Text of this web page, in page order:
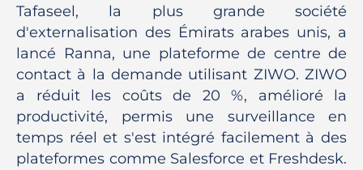
Tafaseel, la plus grande société
d'externalisation des Émirats arabes unis, a
lancé Ranna, une plateforme de centre de
contact à la demande utilisant ZIWO. ZIWO
a réduit les coûts de 20 %, amélioré la
productivité, permis une surveillance en
temps réel et s'est intégré facilement à des
plateformes comme Salesforce et Freshdesk.